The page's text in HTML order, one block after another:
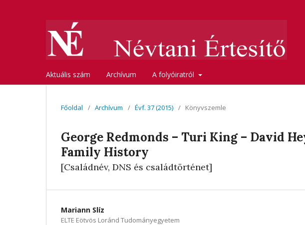
Aktuális szám Archívum A folyóiratról
Főoldal / Archívum / Évf. 37 (2015) / Könyvszemle
George Redmonds – Turi King – David
Family History
[Családnév, DNS és családtörténet]
Mariann Slíz
ELTE Eötvös Loránd Tudományegyetem